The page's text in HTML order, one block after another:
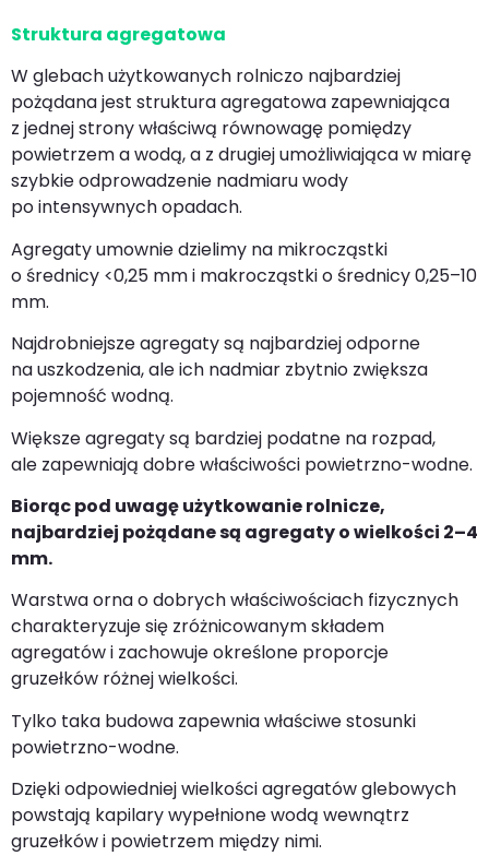
Struktura agregatowa
W glebach użytkowanych rolniczo najbardziej
pożądana jest struktura agregatowa zapewniająca
z jednej strony właściwą równowagę pomiędzy
powietrzem a wodą, a z drugiej umożliwiająca w miarę
szybkie odprowadzenie nadmiaru wody
po intensywnych opadach.
Agregaty umownie dzielimy na mikrocząstki
o średnicy <0,25 mm i makrocząstki o średnicy 0,25–10
mm.
Najdrobniejsze agregaty są najbardziej odporne
na uszkodzenia, ale ich nadmiar zbytnio zwiększa
pojemność wodną.
Większe agregaty są bardziej podatne na rozpad,
ale zapewniają dobre właściwości powietrzno-wodne.
Biorąc pod uwagę użytkowanie rolnicze,
najbardziej pożądane są agregaty o wielkości 2–4
mm.
Warstwa orna o dobrych właściwościach fizycznych
charakteryzuje się zróżnicowanym składem
agregatów i zachowuje określone proporcje
gruzełków różnej wielkości.
Tylko taka budowa zapewnia właściwe stosunki
powietrzno-wodne.
Dzięki odpowiedniej wielkości agregatów glebowych
powstają kapilary wypełnione wodą wewnątrz
gruzełków i powietrzem między nimi.